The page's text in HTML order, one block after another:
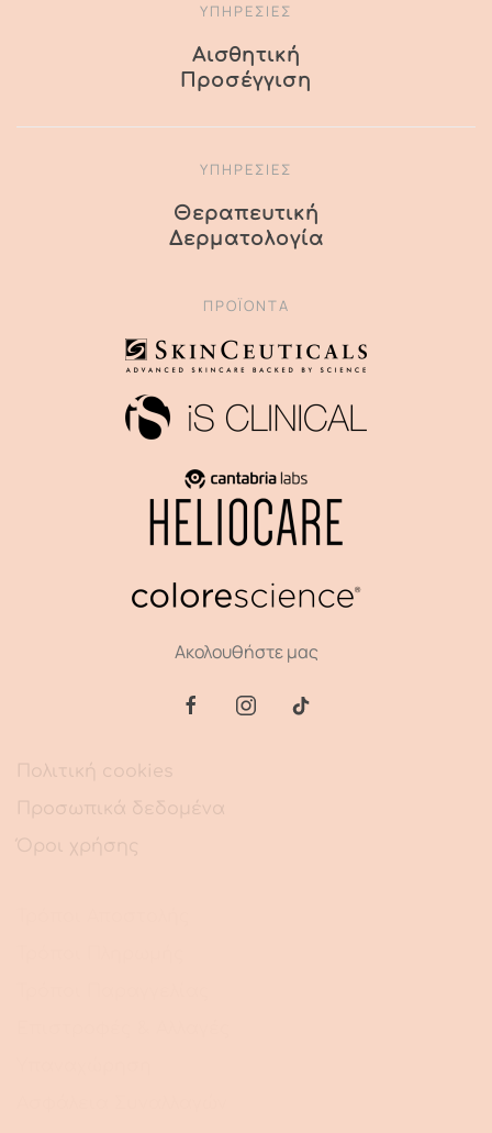
ΥΠΗΡΕΣΙΕΣ
Αισθητική
Προσέγγιση
ΥΠΗΡΕΣΙΕΣ
Θεραπευτική
Δερματολογία
ΠΡΟΪΌΝΤΑ
Ακολουθήστε μας
Πολιτική cookies
Προσωπικά δεδομένα
Όροι χρήσης